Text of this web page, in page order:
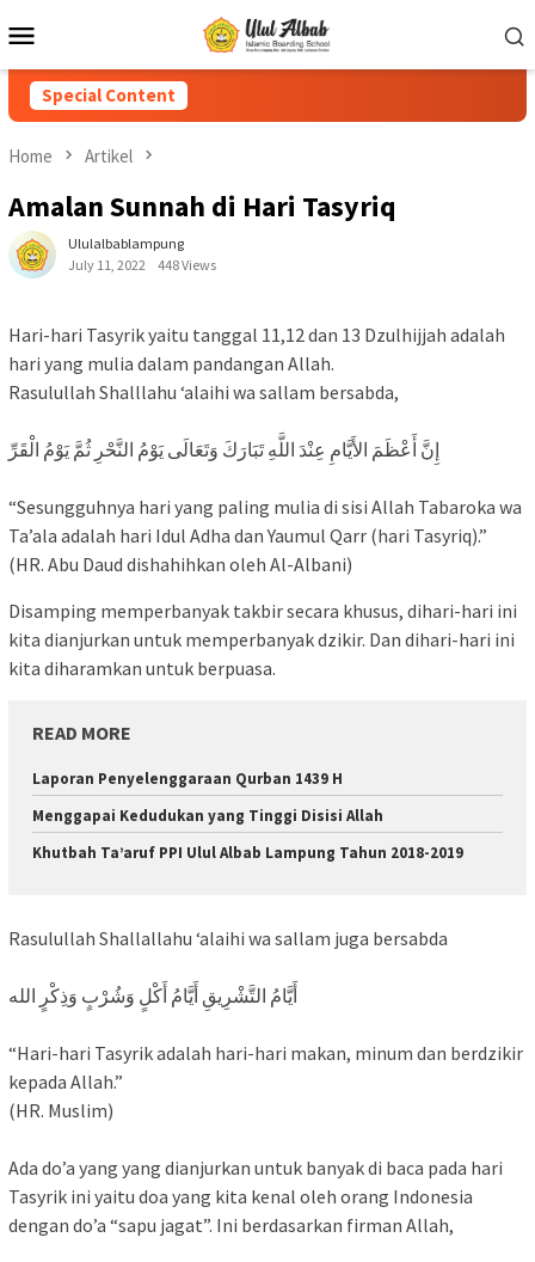
Special Content
Home Artikel
Amalan Sunnah di Hari Tasyriq
Ululalbablampung
July 11, 2022
448 Views
Hari-hari Tasyrik yaitu tanggal 11,12 dan 13 Dzulhijjah adalah
hari yang mulia dalam pandangan Allah.
Rasulullah Shalllahu ‘alaihi wa sallam bersabda,
ﺇِﻥَّ ﺃَﻋْﻈَﻢَ ﺍﻷَﻳَّﺎﻡِ ﻋِﻨْﺪَ ﺍﻟﻠَّﻪِ ﺗَﺒَﺎﺭَﻙَ ﻭَﺗَﻌَﺎﻟَﻰ ﻳَﻮْﻡُ ﺍﻟﻨَّﺤْﺮِ ﺛُﻢَّ ﻳَﻮْﻡُ ﺍﻟْﻘَﺮِّ
“Sesungguhnya hari yang paling mulia di sisi Allah Tabaroka wa
Ta’ala adalah hari Idul Adha dan Yaumul Qarr (hari Tasyriq).”
(HR. Abu Daud dishahihkan oleh Al-Albani)
Disamping memperbanyak takbir secara khusus, dihari-hari ini
kita dianjurkan untuk memperbanyak dzikir. Dan dihari-hari ini
kita diharamkan untuk berpuasa.
READ MORE
Laporan Penyelenggaraan Qurban 1439 H
Menggapai Kedudukan yang Tinggi Disisi Allah
Khutbah Ta’aruf PPI Ulul Albab Lampung Tahun 2018-2019
Rasulullah Shallallahu ‘alaihi wa sallam juga bersabda
أَيَّامُ التَّشْرِيقِ أَيَّامُ أَكْلٍ وَشُرْبٍ وَذِكْرٍ الله
“Hari-hari Tasyrik adalah hari-hari makan, minum dan berdzikir
kepada Allah.”
(HR. Muslim)
Ada do’a yang yang dianjurkan untuk banyak di baca pada hari
Tasyrik ini yaitu doa yang kita kenal oleh orang Indonesia
dengan do’a “sapu jagat”. Ini berdasarkan firman Allah,